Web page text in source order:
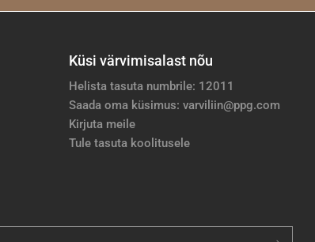
Küsi värvimisalast nõu
Helista tasuta numbrile: 12011
Saada oma küsimus: varviliin@ppg.com
Kirjuta meile
Tule tasuta koolitusele